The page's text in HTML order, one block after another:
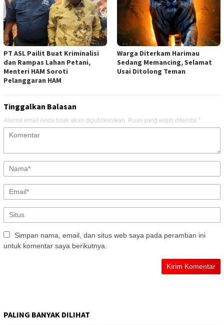
PT ASL Pailit Buat Kriminalisi
dan Rampas Lahan Petani,
Menteri HAM Soroti
Pelanggaran HAM
Warga Diterkam Harimau
Sedang Memancing, Selamat
Usai Ditolong Teman
Tinggalkan Balasan
Alamat email Anda tidak akan dipublikasikan. Ruas yang wajib ditandai *
Simpan nama, email, dan situs web saya pada peramban ini
untuk komentar saya berikutnya.
PALING BANYAK DILIHAT